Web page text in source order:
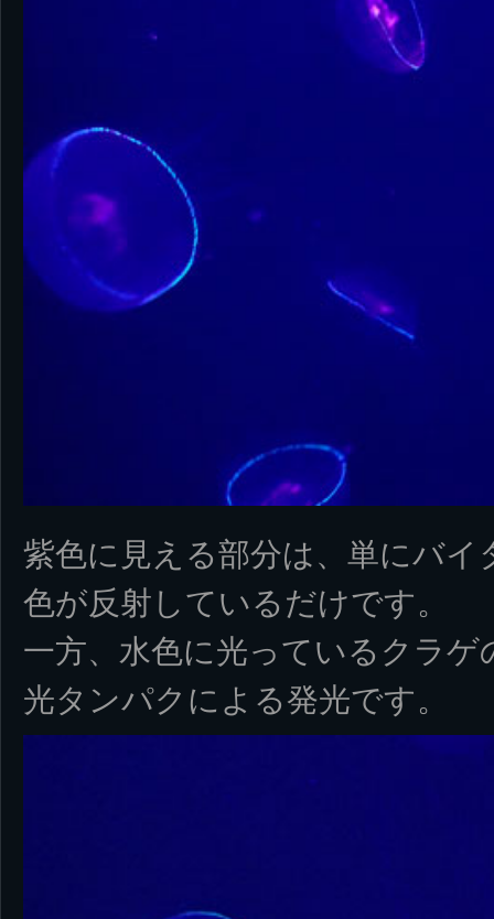
紫色に見える部分は、単にバ
色が反射しているだけです。
一方、水色に光っているクラゲ
光タンパクによる発光です。